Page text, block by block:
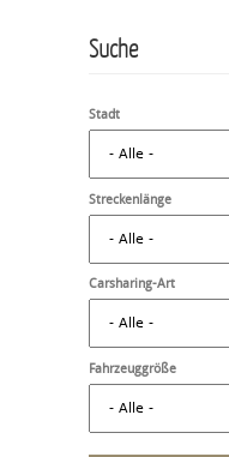
Suche
Stadt
Streckenlänge
Carsharing-Art
Fahrzeuggröße